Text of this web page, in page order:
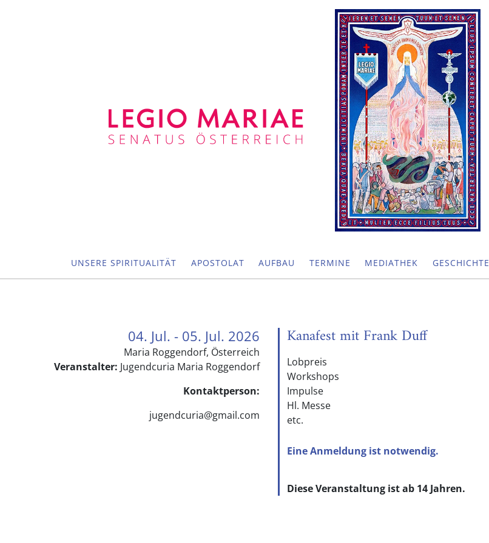
UNSERE SPIRITUALITÄT APOSTOLAT AUFBAU TERMINE MEDIATHEK GESCHICHTE
04. Jul. - 05. Jul. 2026
Maria Roggendorf, Österreich
Veranstalter: Jugendcuria Maria Roggendorf
Kontaktperson:
jugendcuria@gmail.com
Kanafest mit Frank Duff
Lobpreis
Workshops
Impulse
Hl. Messe
etc.
Eine Anmeldung ist notwendig.
Diese Veranstaltung ist ab 14 Jahren.